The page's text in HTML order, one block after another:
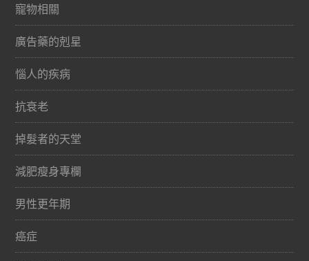
寵物相關
廣告藥的剋星
惱人的疾病
抗衰老
掉髮者的天堂
減肥瘦身專欄
男性更年期
癌症